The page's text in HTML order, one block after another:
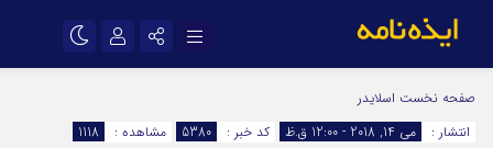
اینستاگرام
سروش
ایتا
صفحه نخست اسلایدر
انتشار :
می 14, 2018 - 12:00 ق.ظ کد خبر : 5380 مشاهده : 1118